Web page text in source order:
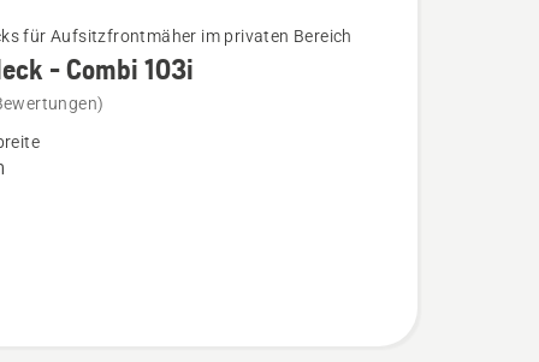
für Aufsitzfrontmäher im privaten Bereich
- Combi 103i